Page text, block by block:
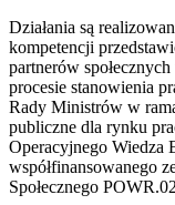
Działania są
kompetencji
partnerów
procesie stanowienia
Rady Ministrów w
publiczne dla rynku
Operacyjnego Wiedza
współfinansowanego
Społecznego